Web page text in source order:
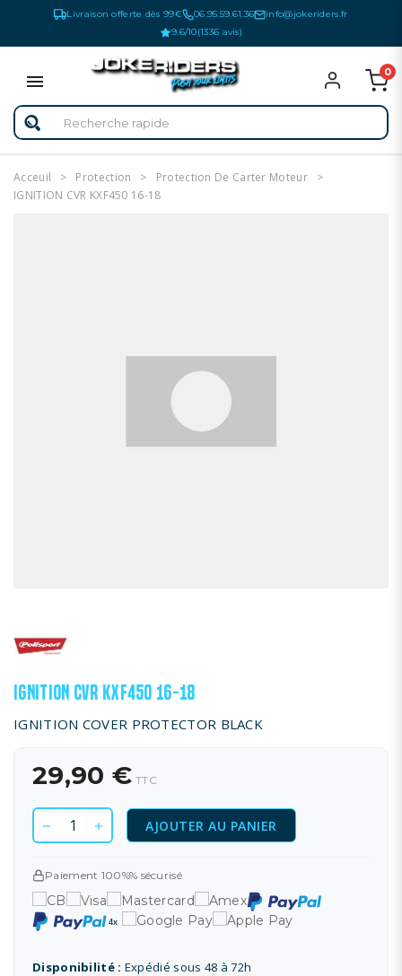
Livraison offerte dès 99€ 06.95.59.61.36
info@jokeriders.fr
9.6/10(1336 avis)
0
Acceuil Protection
Protection De Carter Moteur
IGNITION CVR KXF450 16-18
IGNITION CVR KXF450 16-18
IGNITION COVER PROTECTOR BLACK
29,90 € TTC
AJOUTER AU PANIER
Paiement 100%% sécurisé
Disponibilité : Expédié sous 48 à 72h